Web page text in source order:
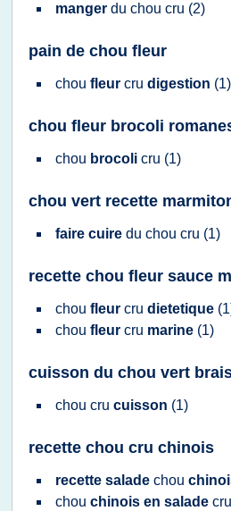
manger du chou cru (2)
pain de chou fleur
chou fleur cru digestion (1)
chou fleur brocoli
chou brocoli cru (1)
chou vert recette
faire cuire du chou cru (1)
recette chou fleur sauce
chou fleur cru dietetique
chou fleur cru marine (1)
cuisson du chou vert
chou cru cuisson (1)
recette chou cru chinois
recette salade chou
chou chinois en salade cru